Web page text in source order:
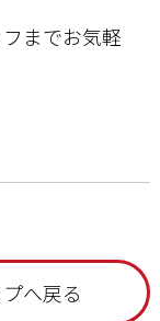
までお気軽
へ戻る